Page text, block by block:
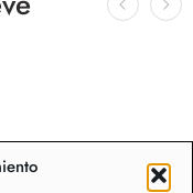
base de 100%